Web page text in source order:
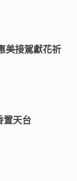
美接駕獻花祈
置天台